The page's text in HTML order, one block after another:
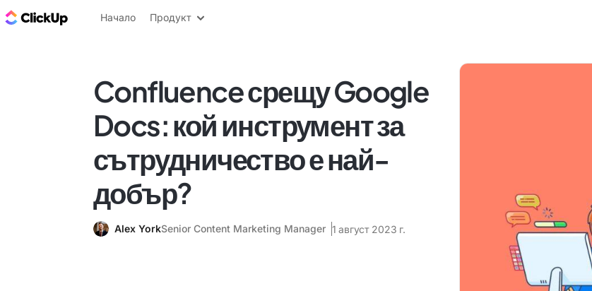
ClickUp блог
Начало Продукт
Confluence срещу Google
Docs: кой инструмент за
сътрудничество е най-
добър?
Alex YorkSenior Content Marketing Manager 1 август 2023 г.